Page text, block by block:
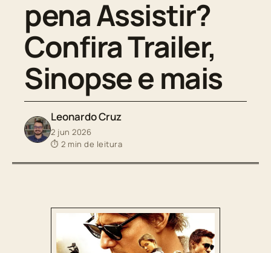
pena Assistir?
Confira Trailer,
Sinopse e mais
Leonardo Cruz
2 jun 2026
⏱ 2 min de leitura